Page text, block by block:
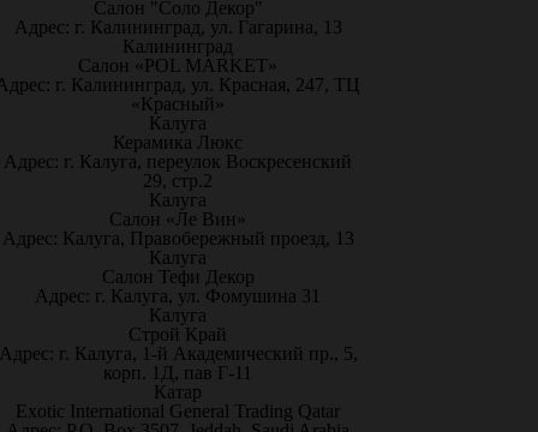
Салон "Соло Декор"
Адрес: г. Калининград, ул. Гагарина, 13
Калининград
Салон «POL MARKET»
г. Калининград, ул. Красная, 247, ТЦ
«Красный»
Калуга
Керамика Люкс
Адрес: г. Калуга, переулок Воскресенский
29, стр.2
Калуга
Салон «Ле Вин»
Адрес: Калуга, Правобережный проезд, 13
Калуга
Салон Тефи Декор
Адрес: г. Калуга, ул. Фомушина 31
Калуга
Строй Край
г. Калуга, 1-й Академический пр., 5,
корп. 1Д, пав Г-11
Катар
Exotic International General Trading Qatar